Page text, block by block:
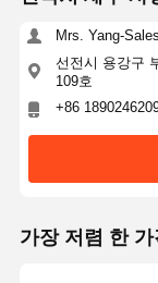
Mrs. Yang-
선전시 용강구
109호
+86
가장 저렴 한